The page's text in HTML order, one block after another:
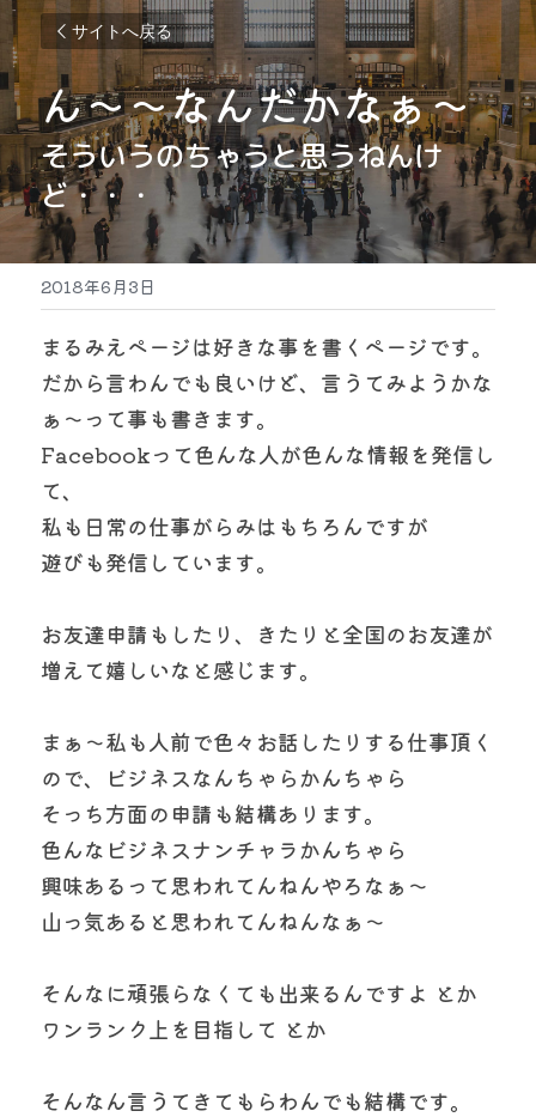
サイトへ戻る
ん～～なんだかなぁ～
そういうのちゃうと思うねんけ
ど・・・
2018年6月3日
まるみえページは好きな事を書くページです。
だから言わんでも良いけど、言うてみようかな
ぁ～って事も書きます。
Facebookって色んな人が色んな情報を発信し
て、
私も日常の仕事がらみはもちろんですが
遊びも発信しています。
お友達申請もしたり、きたりと全国のお友達が
増えて嬉しいなと感じます。
まぁ～私も人前で色々お話したりする仕事頂く
ので、ビジネスなんちゃらかんちゃら
そっち方面の申請も結構あります。
色んなビジネスナンチャラかんちゃら
興味あるって思われてんねんやろなぁ〜
山っ気あると思われてんねんなぁ〜
そんなに頑張らなくても出来るんですよ とか
ワンランク上を目指して とか
そんなん言うてきてもらわんでも結構です。